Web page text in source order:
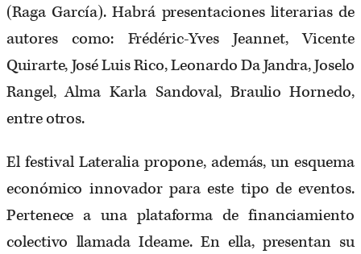
(Raga García). Habrá presentaciones literarias de
autores como: Frédéric-Yves Jeannet, Vicente
Quirarte, José Luis Rico, Leonardo Da Jandra, Joselo
Rangel, Alma Karla Sandoval, Braulio Hornedo,
entre otros.
El festival Lateralia propone, además, un esquema
económico innovador para este tipo de eventos.
Pertenece a una plataforma de financiamiento
colectivo llamada Ideame. En ella, presentan su